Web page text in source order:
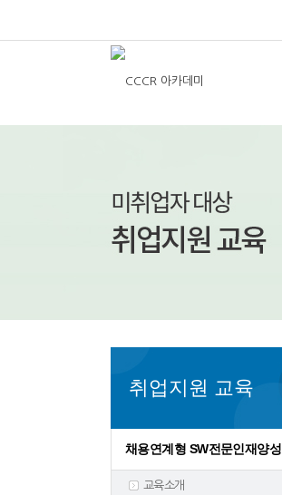
취업지원 교육
채용연계형 SW전문인재양성
교육소개